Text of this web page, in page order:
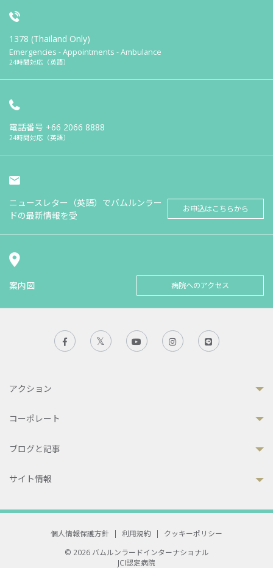
1378 (Thailand Only)
Emergencies - Appointments - Ambulance
24時間対応（英語）
電話番号 +66 2066 8888
24時間対応（英語）
ニュースレター（英語）でバムルンラー
ドの最新情報を受
お申込はこちらから
案内図 病院へのアクセス
アクション
コーポレート
ブログと記事
サイト情報
個人情報保護方針 | 利用規約 |
クッキーポリシー
© 2026 バムルンラードインターナショナル
JCI認定病院